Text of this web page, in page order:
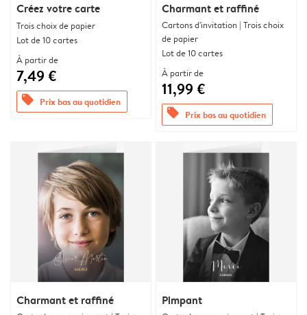
Créez votre carte
Trois choix de papier
Lot de 10 cartes
À partir de
7,49 €
offers Prix bas au quotidien
Charmant et raffiné
Cartons d'invitation | Trois choix
de papier
Lot de 10 cartes
À partir de
11,99 €
offers Prix bas au quotidien
Charmant et raffiné Pimpant